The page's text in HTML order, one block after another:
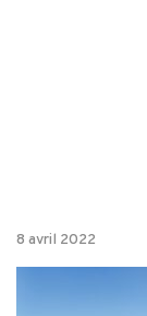
8 avril 2022